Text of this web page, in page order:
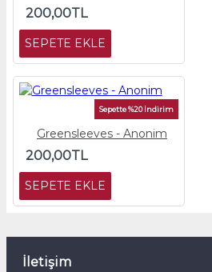
200,00TL
SEPETE EKLE
Sepette %20 İndirim
Greensleeves - Anonim
200,00TL
SEPETE EKLE
İletişim